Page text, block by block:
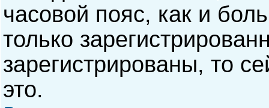
часовой пояс, как и
только
зарегистрированы, то
это.